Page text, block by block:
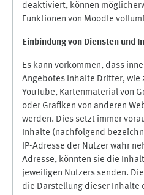
deaktiviert, können
Funktionen von Moodle
Einbindung von Diensten und
Es kann vorkommen, dass
Angebotes Inhalte Dritter, wie
YouTube, Kartenmaterial von
oder Grafiken von anderen
werden. Dies setzt immer
Inhalte (nachfolgend
IP-Adresse der Nutzer wahr
Adresse, könnten sie die
jeweiligen Nutzers senden.
die Darstellung dieser Inhalte